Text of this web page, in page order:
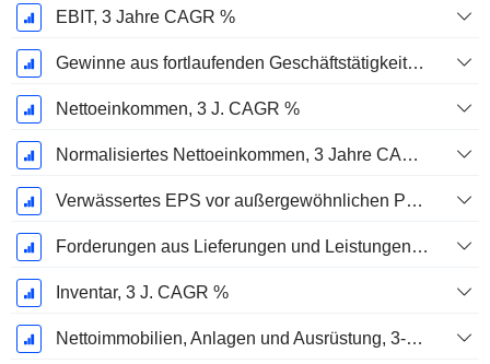
EBIT, 3 Jahre CAGR %
Gewinne aus fortlaufenden Geschäftstätigkeiten, 3 Jahre KAGR %
Nettoeinkommen, 3 J. CAGR %
Normalisiertes Nettoeinkommen, 3 Jahre CAGR %
Verwässertes EPS vor außergewöhnlichen Posten, 3-Jahres-CAGR %
Forderungen aus Lieferungen und Leistungen, 3-Jahres-CAGR %
Inventar, 3 J. CAGR %
Nettoimmobilien, Anlagen und Ausrüstung, 3-Jahres-CAGR %